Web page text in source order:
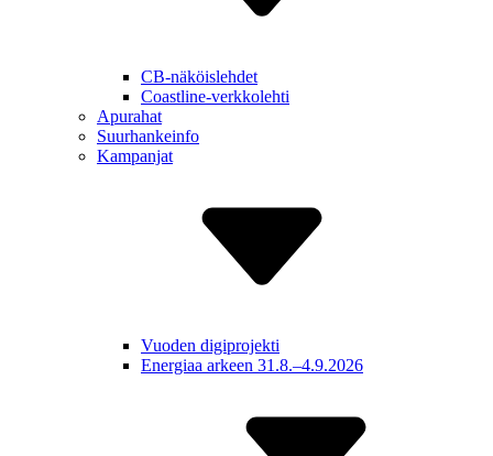
CB-näköislehdet
Coastline-verkkolehti
Apurahat
Suurhankeinfo
Kampanjat
Vuoden digiprojekti
Energiaa arkeen 31.8.–4.9.2026